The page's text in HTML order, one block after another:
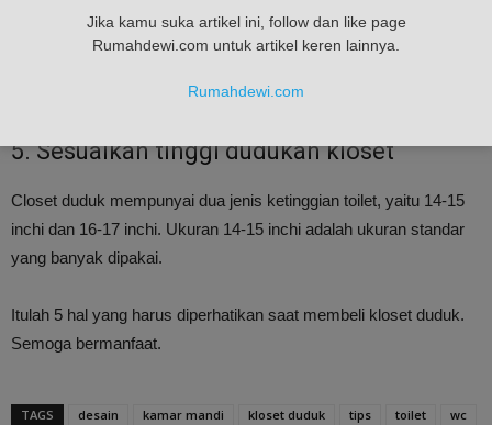
Pilihlah kloset duduk dengan penutup yang sudah dilengkapi
turun secara perlahan dan mencegah kerusakan.
5. Sesuaikan tinggi dudukan kloset
Closet duduk mempunyai dua jenis ketinggian toilet, yaitu 14-15
inchi dan 16-17 inchi. Ukuran 14-15 inchi adalah ukuran standar
yang banyak dipakai.
Itulah 5 hal yang harus diperhatikan saat membeli kloset duduk.
Semoga bermanfaat.
TAGS desain kamar mandi kloset duduk tips toilet wc
Jika kamu suka artikel ini, follow dan like page
Rumahdewi.com untuk artikel keren lainnya.
Rumahdewi.com